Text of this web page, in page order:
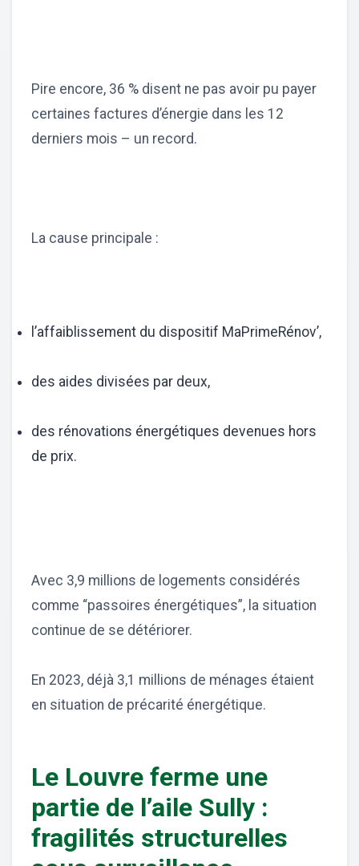
Pire encore, 36 % disent ne pas avoir pu payer
certaines factures d’énergie dans les 12
derniers mois – un record.
La cause principale :
l’affaiblissement du dispositif MaPrimeRénov’,
des aides divisées par deux,
des rénovations énergétiques devenues hors
de prix.
Avec 3,9 millions de logements considérés
comme “passoires énergétiques”, la situation
continue de se détériorer.
En 2023, déjà 3,1 millions de ménages étaient
en situation de précarité énergétique.
Le Louvre ferme une
partie de l’aile Sully :
fragilités structurelles